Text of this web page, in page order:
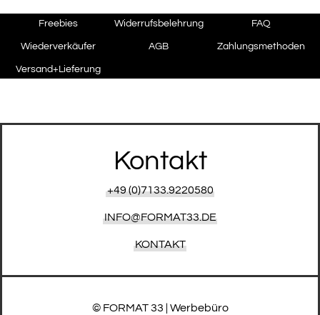
Freebies Widerrufsbelehrung FAQ
Wiederverkäufer AGB Zahlungsmethoden
Versand+Lieferung
Kontakt
+49 (0)7133.9220580
INFO@FORMAT33.DE
KONTAKT
© FORMAT 33 | Werbebüro